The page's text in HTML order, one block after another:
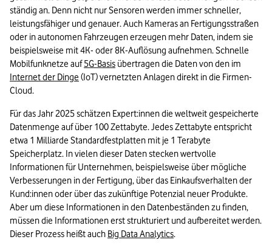
ständig an. Denn nicht nur Sensoren werden immer schneller,
leistungsfähiger und genauer. Auch Kameras an Fertigungsstraßen
oder in autonomen Fahrzeugen erzeugen mehr Daten, indem sie
beispielsweise mit 4K- oder 8K-Auflösung aufnehmen. Schnelle
Mobilfunknetze auf 5G-Basis
Internet der Dinge (IoT) vernetzten Anlagen direkt in die Firmen-
Cloud.
Für das Jahr 2025 schätzen Expert:innen die weltweit gespeicherte
Datenmenge auf über 100 Zettabyte. Jedes Zettabyte entspricht
etwa 1 Milliarde Standardfestplatten mit je 1 Terabyte
Speicherplatz. In vielen dieser Daten stecken wertvolle
Informationen für Unternehmen, beispielsweise über mögliche
Verbesserungen in der Fertigung, über das Einkaufsverhalten der
Kund:innen oder über das zukünftige Potenzial neuer Produkte.
Aber um diese Informationen in den Datenbeständen zu finden,
müssen die Informationen erst strukturiert und aufbereitet werden.
Dieser Prozess heißt auch Big Data Analytics.